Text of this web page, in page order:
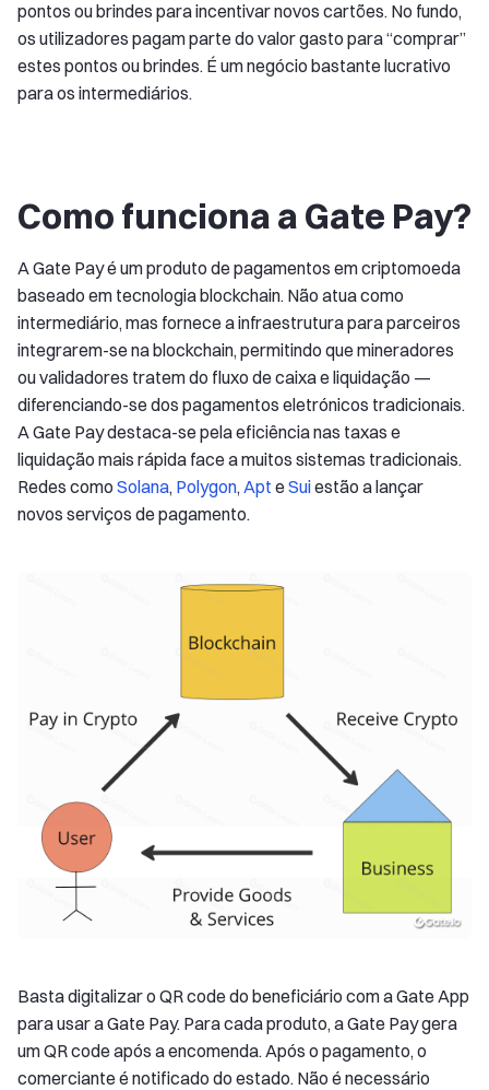
pontos ou brindes para incentivar novos cartões. No fundo,
os utilizadores pagam parte do valor gasto para “comprar”
estes pontos ou brindes. É um negócio bastante lucrativo
para os intermediários.
Como funciona a Gate Pay?
A Gate Pay é um produto de pagamentos em criptomoeda
baseado em tecnologia blockchain. Não atua como
intermediário, mas fornece a infraestrutura para parceiros
integrarem-se na blockchain, permitindo que mineradores
ou validadores tratem do fluxo de caixa e liquidação —
diferenciando-se dos pagamentos eletrónicos tradicionais.
A Gate Pay destaca-se pela eficiência nas taxas e
liquidação mais rápida face a muitos sistemas tradicionais.
Redes como Solana, Polygon,Apt eSuiestão a lançar
novos serviços de pagamento.
Basta digitalizar o QR code do beneficiário com a Gate App
para usar a Gate Pay. Para cada produto, a Gate Pay gera
um QR code após a encomenda. Após o pagamento, o
comerciante é notificado do estado. Não é necessário